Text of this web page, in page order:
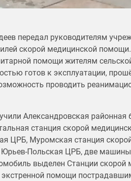
передал руководителям
скорой медицинской
помощи жителям
готов к эксплуатации,
проводить
Александровская районная
станция скорой
ЦРБ, Муромская станция
Польская ЦРБ, две
выделен Станции
экстренной помощи